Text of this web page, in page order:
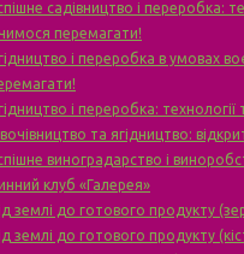
садівництво і переробка:
перемагати!
і переробка в умовах
і переробка: технології
та ягідництво:
виноградарство і
клуб «Галерея»
землі до готового продукту
землі до готового продукту